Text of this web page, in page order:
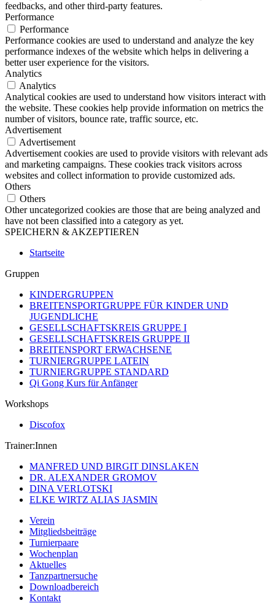
feedbacks, and other third-party features.
Performance
Performance
Performance cookies are used to understand and analyze the key
performance indexes of the website which helps in delivering a
better user experience for the visitors.
Analytics
Analytics
Analytical cookies are used to understand how visitors interact with
the website. These cookies help provide information on metrics the
number of visitors, bounce rate, traffic source, etc.
Advertisement
Advertisement
Advertisement cookies are used to provide visitors with relevant ads
and marketing campaigns. These cookies track visitors across
websites and collect information to provide customized ads.
Others
Others
Other uncategorized cookies are those that are being analyzed and
have not been classified into a category as yet.
SPEICHERN & AKZEPTIEREN
Startseite
Gruppen
KINDERGRUPPEN
BREITENSPORTGRUPPE FÜR KINDER UND
JUGENDLICHE
GESELLSCHAFTSKREIS GRUPPE I
GESELLSCHAFTSKREIS GRUPPE II
BREITENSPORT ERWACHSENE
TURNIERGRUPPE LATEIN
TURNIERGRUPPE STANDARD
Qi Gong Kurs für Anfänger
Workshops
Discofox
Trainer:Innen
MANFRED UND BIRGIT DINSLAKEN
DR. ALEXANDER GROMOV
DINA VERLOTSKI
ELKE WIRTZ ALIAS JASMIN
Verein
Mitgliedsbeiträge
Turnierpaare
Wochenplan
Aktuelles
Tanzpartnersuche
Downloadbereich
Kontakt